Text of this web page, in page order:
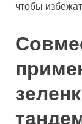
чтобы